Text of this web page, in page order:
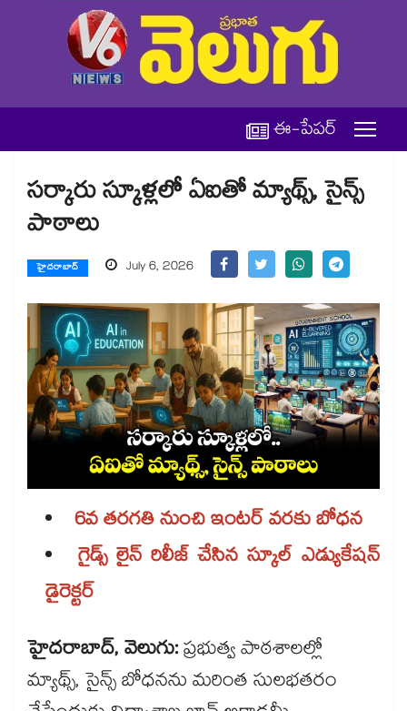
ఈ-పేపర్
సర్కారు స్కూళ్లలో ఏఐతో మ్యాథ్స్, సైన్స్
పాఠాలు
హైదరాబాద్ July 6, 2026
6వ తరగతి నుంచి ఇంటర్ వరకు బోధన
గైడ్స్ లైన్ రిలీజ్ చేసిన స్కూల్ ఎడ్యుకేషన్
డైరెక్టర్
హైదరాబాద్, వెలుగు:ప్రభుత్వ పాఠశాలల్లో
మ్యాథ్స్, సైన్స్ బోధనను మరింత సులభతరం